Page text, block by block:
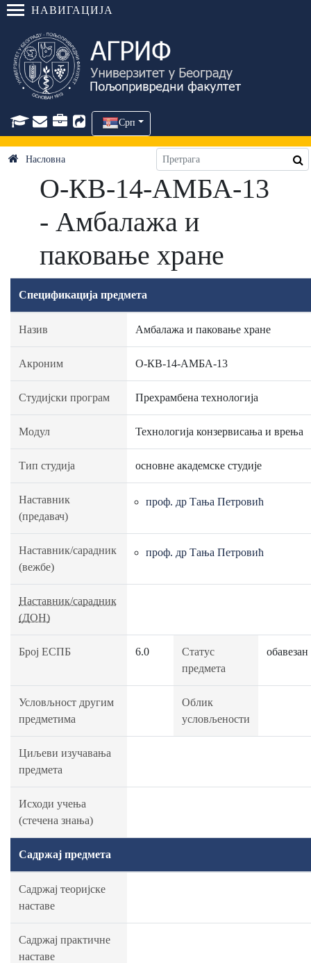
НАВИГАЦИЈА
Срп
Насловна
О-КВ-14-АМБА-13
- Амбалажа и
паковање хране
Спецификација предмета
Назив Амбалажа и паковање хране
Акроним О-КВ-14-АМБА-13
Студијски програм Прехрамбена технологија
Модул Технологија конзервисања и врења
Тип студија основне академске студије
Наставник
(предавач)
проф. др Тања Петровић
Наставник/сарадник
(вежбе)
проф. др Тања Петровић
Наставник/сарадник
(ДОН)
Број ЕСПБ 6.0
Статус
предмета
обавезан
Условљност другим
предметима
Облик
условљености
Циљеви изучавања
предмета
Исходи учења
(стечена знања)
Садржај предмета
Садржај теоријске
наставе
Садржај практичне
наставе